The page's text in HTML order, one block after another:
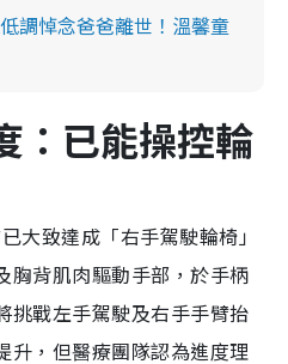
調悼念爸爸離世！溫馨童
：已能操控輪
大致達成「右手駕駛輪椅」
胸背肌肉驅動手部，於手柄
挑戰左手駕駛及右手手臂抬
升，但醫療團隊認為進度理